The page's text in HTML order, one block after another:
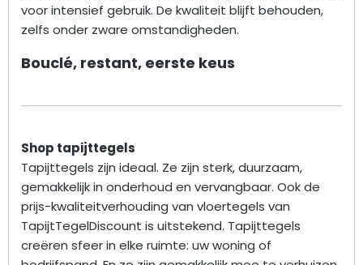
voor intensief gebruik. De kwaliteit blijft behouden,
zelfs onder zware omstandigheden.
Bouclé, restant, eerste keus
Shop tapijttegels
Tapijttegels zijn ideaal. Ze zijn sterk, duurzaam,
gemakkelijk in onderhoud en vervangbaar. Ook de
prijs-kwaliteitverhouding van vloertegels van
TapijtTegelDiscount is uitstekend. Tapijttegels
creëren sfeer in elke ruimte: uw woning of